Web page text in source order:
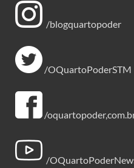
/blogquartopoder
/OQuartoPoderSTM
/
/